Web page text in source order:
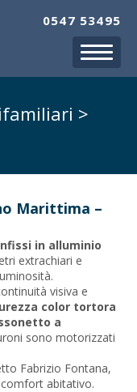
0547 53495
>
Marittima –
in alluminio
extrachiari e
visiva e
color tortora
a
sono motorizzati
Fabrizio Fontana,
abitativo.